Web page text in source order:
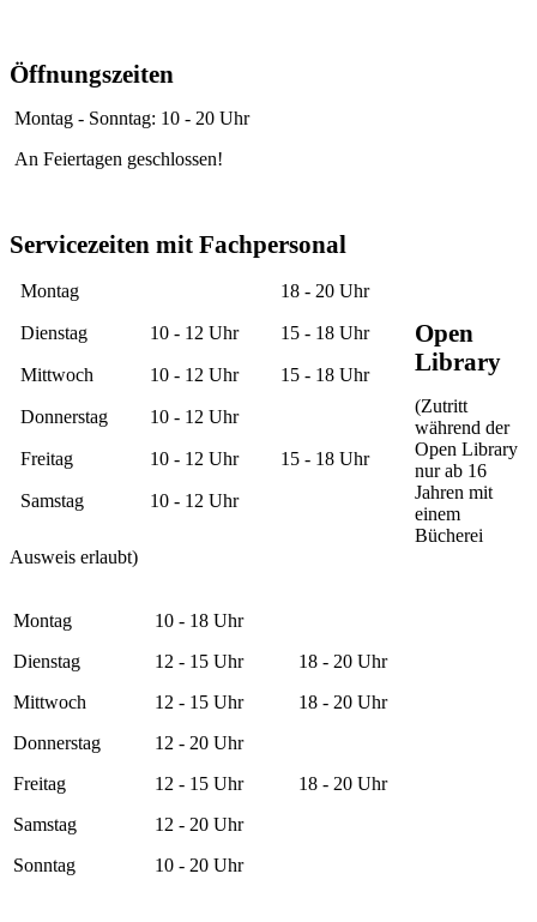
Öffnungszeiten
Montag - Sonntag: 10 - 20 Uhr
An Feiertagen geschlossen!
Servicezeiten mit Fachpersonal
Montag 18 - 20 Uhr
Dienstag 10 - 12 Uhr 15 - 18 Uhr
Mittwoch 10 - 12 Uhr 15 - 18 Uhr
Donnerstag 10 - 12 Uhr
Freitag 10 - 12 Uhr 15 - 18 Uhr
Samstag 10 - 12 Uhr
Open
Library
(Zutritt
während der
Open Library
nur ab 16
Jahren mit
einem
Bücherei
Ausweis erlaubt)
Montag
Dienstag
Mittwoch
Donnerstag
Freitag
Samstag
Sonntag
10 - 18 Uhr
12 - 15 Uhr
12 - 15 Uhr
12 - 20 Uhr
12 - 15 Uhr
12 - 20 Uhr
10 - 20 Uhr
18 - 20 Uhr
18 - 20 Uhr
18 - 20 Uhr